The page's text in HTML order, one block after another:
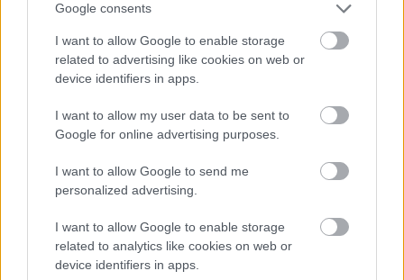
Google consents
I want to allow Google to enable storage
related to advertising like cookies on web or
device identifiers in apps.
I want to allow my user data to be sent to
Google for online advertising purposes.
I want to allow Google to send me
personalized advertising.
I want to allow Google to enable storage
related to analytics like cookies on web or
device identifiers in apps.
via GIPHY
Károly kacifántos kamuba botlott: a brit webáruház
nem tűnt gyanúsnak, még szerencse, hogy a bank
résen volt. Euróban fizetett, de a ...